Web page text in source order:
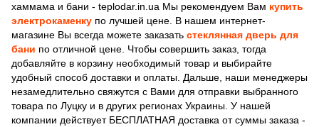
хаммама и бани - teplodar.in.ua Мы рекомендуем Вам купить
электрокаменку по лучшей цене. В нашем интернет-
магазине Вы всегда можете заказать стеклянная дверь для
бани по отличной цене. Чтобы совершить заказ, тогда
добавляйте в корзину необходимый товар и выбирайте
удобный способ доставки и оплаты. Дальше, наши менеджеры
незамедлительно свяжутcя с Вами для отправки выбранного
товара по Луцку и в других регионах Украины. У нашей
компании действует БЕСПЛАТНАЯ доставка от суммы заказа -